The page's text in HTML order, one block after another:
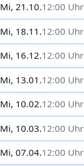
Mi, 21.10.12:00 Uhr
Mi, 18.11.12:00 Uhr
Mi, 16.12.12:00 Uhr
Mi, 13.01.12:00 Uhr
Mi, 10.02.12:00 Uhr
Mi, 10.03.12:00 Uhr
Mi, 07.04.12:00 Uhr